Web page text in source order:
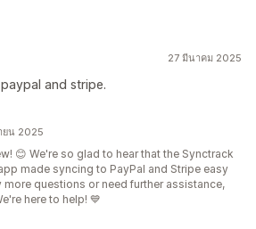
27 มีนาคม 2025
and stripe.
ยน 2025
😊 We're so glad to hear that the Synctrack
made syncing to PayPal and Stripe easy
more questions or need further assistance,
here to help! 💙